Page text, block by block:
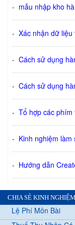
- mẫu nhập kho
- Xác nhận dữ
- Cách sử dụng
- Cách sử dụng
- Tổ hợp các phím
- Kinh nghiệm
- Hướng dẫn
CHIA SẺ KINH NGHIỆM
Lệ Phí Môn Bài